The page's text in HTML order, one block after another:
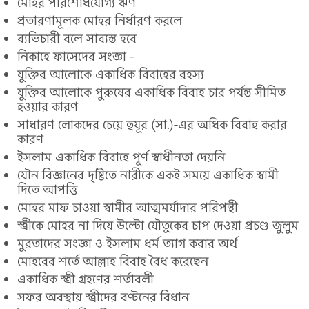
প্রতারণামূলক মোহর নির্ধারণ করলে
ব্যভিচারী বলে সাব্যস্ত হবে
নিকাহে ফাসেদের সংজ্ঞা -
যুক্তির আলোকে একাধিক বিবাহের রহস্য
যুক্তির আলোকে পুরুষের একাধিক বিবাহ চার পর্যন্ত সীমিত
হওয়ার কারণ
সাধারণ লোকদের চেয়ে হুযূর (সা.)-এর অধিক বিবাহ করার
কারণ
ইসলাম একাধিক বিবাহে পূর্ণ স্বাধীনতা দেয়নি
যৌন বিজ্ঞানের দৃষ্টিতে নারীকে একই সময়ে একাধিক স্বামী
দিতে আপত্তি
মোহর মাফ চাওয়া স্বামীর আত্মমর্যাদার পরিপন্থী
স্ত্রীকে মোহর না দিয়ে উল্টো যৌতুকের চাপ দেওয়া প্রচণ্ড জুলুম
মুরতাদের সংজ্ঞা ও ইসলাম ধর্ম ত্যাগ করার অর্থ
মোহরের শর্তে আল্লাহ বিবাহ বৈধ করেছেন
একাধিক স্ত্রী গ্রহণের শর্তাবলী
সফর অবস্থায় স্ত্রীদের বণ্টনের বিধান